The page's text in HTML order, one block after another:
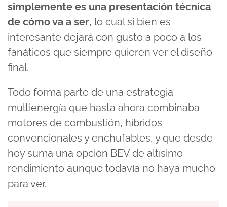
simplemente es una presentación técnica
de cómo va a ser, lo cual si bien es
interesante dejará con gusto a poco a los
fanáticos que siempre quieren ver el diseño
final.
Todo forma parte de una estrategia
multienergía que hasta ahora combinaba
motores de combustión, híbridos
convencionales y enchufables, y que desde
hoy suma una opción BEV de altísimo
rendimiento aunque todavía no haya mucho
para ver.